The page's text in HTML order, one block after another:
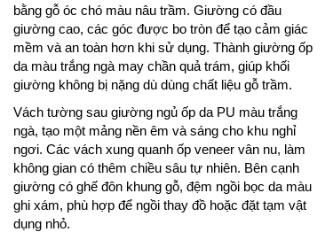
bằng gỗ óc chó màu nâu trầm. Giường có đầu
giường cao, các góc được bo tròn để tạo cảm giác
mềm và an toàn hơn khi sử dụng. Thành giường ốp
da màu trắng ngà may chần quả trám, giúp khối
giường không bị nặng dù dùng chất liệu gỗ trầm.
Vách tường sau giường ngủ ốp da PU màu trắng
ngà, tạo một mảng nền êm và sáng cho khu nghỉ
ngơi. Các vách xung quanh ốp veneer vân nu, làm
không gian có thêm chiều sâu tự nhiên. Bên cạnh
giường có ghế đôn khung gỗ, đệm ngồi bọc da màu
ghi xám, phù hợp để ngồi thay đồ hoặc đặt tạm vật
dụng nhỏ.